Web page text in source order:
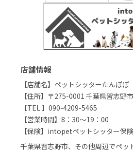
店舗情報
【店舗名】ペットシッターたんぽぽ
【住所】〒275-0001 千葉県習志野
【TEL 】090-4209-5465
【営業時間】8：30～19：00
【保険】intopetペットシッター保険
千葉県習志野市、その他周辺でペッ